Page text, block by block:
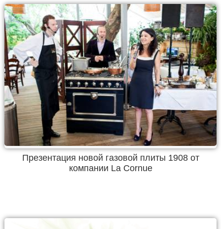
Презентация новой газовой плиты 1908 от
компании La Cornue